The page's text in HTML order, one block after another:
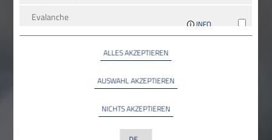
Evalanche
INFO
ALLES AKZEPTIEREN
AUSWAHL AKZEPTIEREN
NICHTS AKZEPTIEREN